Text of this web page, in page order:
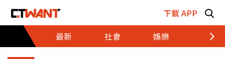
下載 APP
最新
社會 娛樂 財經